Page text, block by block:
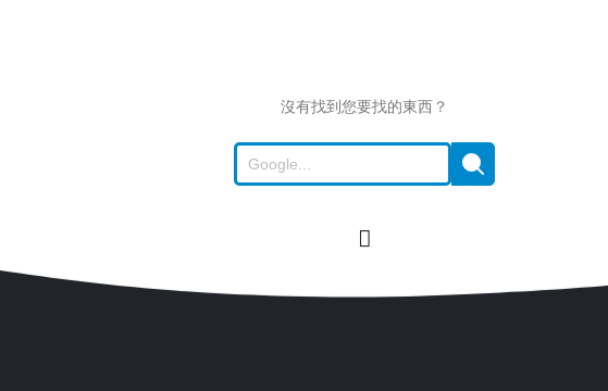
沒有找到您要找的東西？